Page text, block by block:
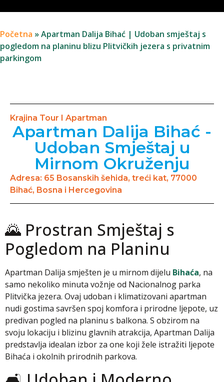
Početna »Apartman Dalija Bihać | Udoban smještaj s
pogledom na planinu blizu Plitvičkih jezera s privatnim
parkingom
Krajina Tour I Apartman
Apartman Dalija Bihać -
Udoban Smještaj u
Mirnom Okruženju
Adresa: 65 Bosanskih šehida, treći kat, 77000
Bihać, Bosna i Hercegovina
🌄 Prostran Smještaj s
Pogledom na Planinu
Apartman Dalija smješten je u mirnom dijelu Bihaća, na
samo nekoliko minuta vožnje od Nacionalnog parka
Plitvička jezera. Ovaj udoban i klimatizovani apartman
nudi gostima savršen spoj komfora i prirodne ljepote, uz
predivan pogled na planinu s balkona. S obzirom na
svoju lokaciju i blizinu glavnih atrakcija, Apartman Dalija
predstavlja idealan izbor za one koji žele istražiti ljepote
Bihaća i okolnih prirodnih parkova.